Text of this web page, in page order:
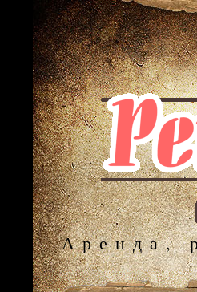
Аренда,